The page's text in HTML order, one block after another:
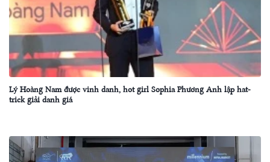
Lý Hoàng Nam được vinh danh, hot girl Sophia Phương Anh lập hat-
trick giải danh giá